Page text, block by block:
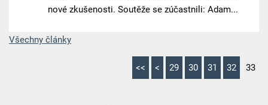
nové zkušenosti. Soutěže se zúčastnili: Adam...
Všechny články
<< < 29 30 31 32 33